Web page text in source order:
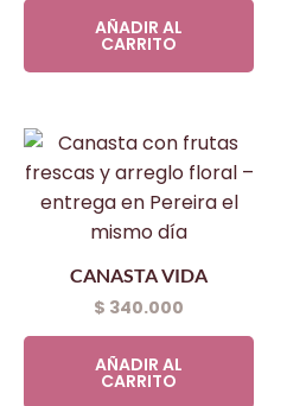
AÑADIR AL
CARRITO
CANASTA VIDA
$ 340.000
AÑADIR AL
CARRITO